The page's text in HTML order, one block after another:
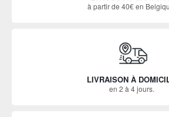
à partir de 40€ en
LIVRAISON À
en 2 à 4 jours.